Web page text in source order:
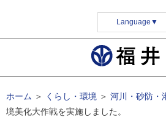
Language ▼
ホーム ＞ くらし・環境 ＞ 河川・砂防・
境美化大作戦を実施しました。